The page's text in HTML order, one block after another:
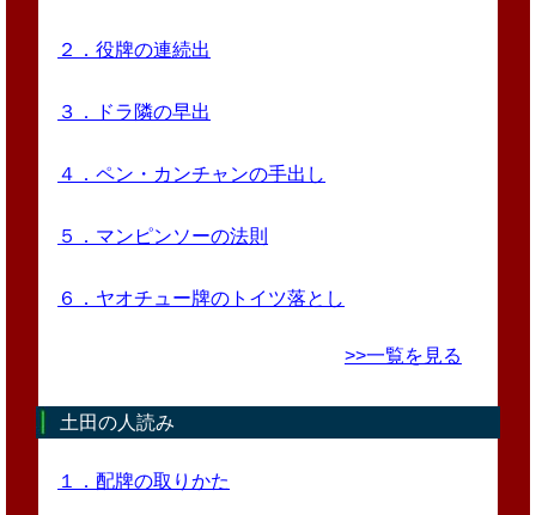
２．役牌の連続出
３．ドラ隣の早出
４．ペン・カンチャンの手出し
５．マンピンソーの法則
６．ヤオチュー牌のトイツ落とし
>>一覧を見る
土田の人読み
１．配牌の取りかた